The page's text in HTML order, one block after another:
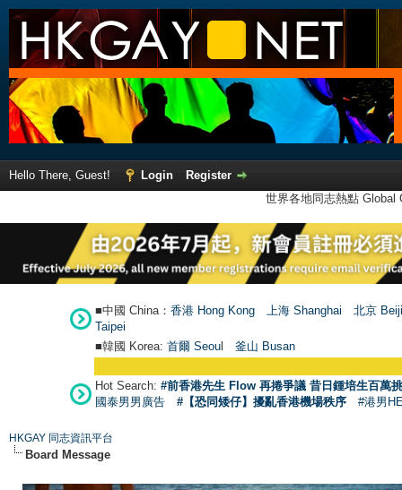
Hello There, Guest! Login
Register
世界各地同志熱點
■中國 China： 香港 Hong Kong 上海 Shanghai
北京
Taipei
■韓國 Korea: 首爾 Seoul 釜山 Busan
Hot Search: #前香港先生 Flow 再捲爭議 昔日鍾培生百萬
國泰男男廣告
#【恐同矮仔】擾亂香港機場秩序 #港男
HKGAY 同志資訊平台
Board Message